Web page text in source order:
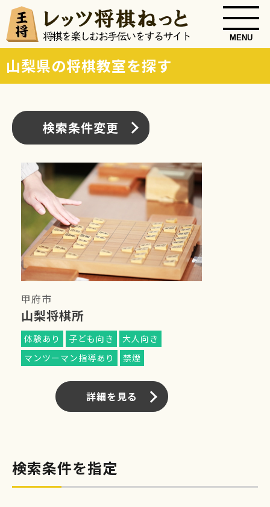
MENU
山梨県の将棋教室を探す
検索条件変更
甲府市
山梨将棋所
体験あり 子ども向き
大人向き
マンツーマン指導あり
禁煙
詳細を見る
検索条件を指定